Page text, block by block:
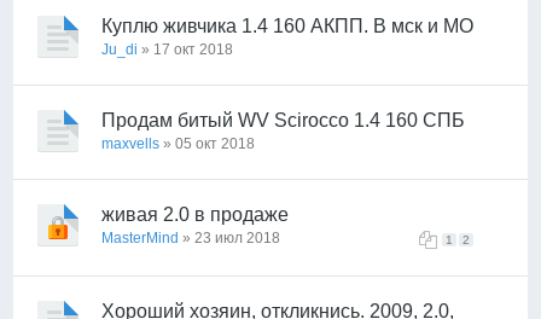
Куплю живчика 1.4 160 АКПП. В мск и МО
Ju_di » 17 окт 2018
Продам битый WV Scirocco 1.4 160 СПБ
maxvells » 05 окт 2018
живая 2.0 в продаже
1 2
MasterMind » 23 июл 2018
Хороший хозяин, откликнись. 2009, 2.0,